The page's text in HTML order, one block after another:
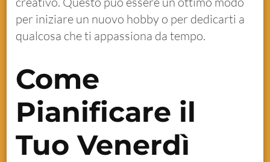
per iniziare un nuovo hobby o per dedicarti a
qualcosa che ti appassiona da tempo.
Come
Pianificare il
Tuo Venerdì